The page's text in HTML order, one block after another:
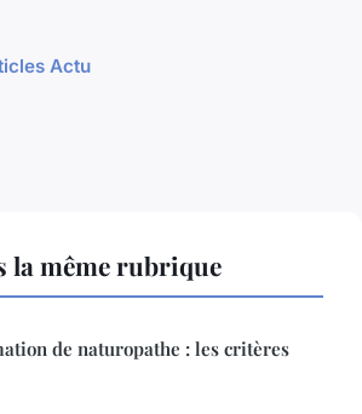
Actu
la même rubrique
de naturopathe : les critères